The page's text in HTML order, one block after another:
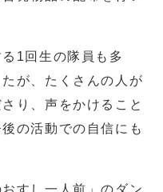
1回生の隊員も多
が、たくさんの人が
り、声をかけること
の活動での自信にも
すし一人前」のダン